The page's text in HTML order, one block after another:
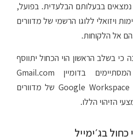
נמצאים בבעלותם הבלעדית. בפועל,
ויזואלי ללוגו הרשמי של מדוורים
אל הלקוחות.
כי בשלב הראשון הוי הכחול יתווסף
לחשבונות פרטיים המסתיימים בדומיין Gmail.com
וחשבונות עסקיים של Google Workspace של מדוורים
הזיהוי הללו.
בג׳ימייל